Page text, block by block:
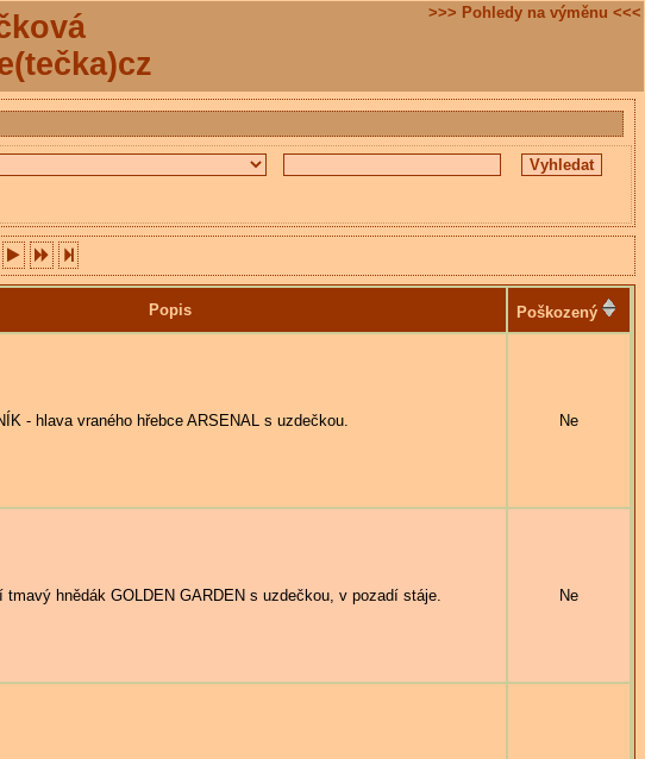
>>> Pohledy na výměnu <<<
Popis Poškozený
- hlava vraného hřebce ARSENAL s uzdečkou. Ne
hnědák GOLDEN GARDEN s uzdečkou, v pozadí stáje. Ne